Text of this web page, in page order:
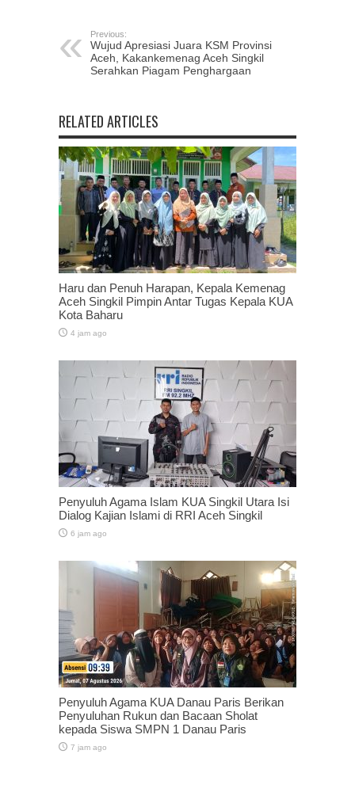
Previous:
Wujud Apresiasi Juara KSM Provinsi
Aceh, Kakankemenag Aceh Singkil
Serahkan Piagam Penghargaan
RELATED ARTICLES
Haru dan Penuh Harapan, Kepala Kemenag
Aceh Singkil Pimpin Antar Tugas Kepala KUA
Kota Baharu
4 jam ago
Penyuluh Agama Islam KUA Singkil Utara Isi
Dialog Kajian Islami di RRI Aceh Singkil
6 jam ago
Penyuluh Agama KUA Danau Paris Berikan
Penyuluhan Rukun dan Bacaan Sholat
kepada Siswa SMPN 1 Danau Paris
7 jam ago